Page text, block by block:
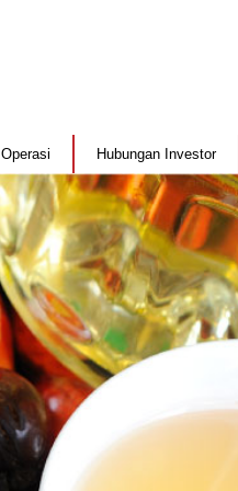
Operasi Hubungan Investor